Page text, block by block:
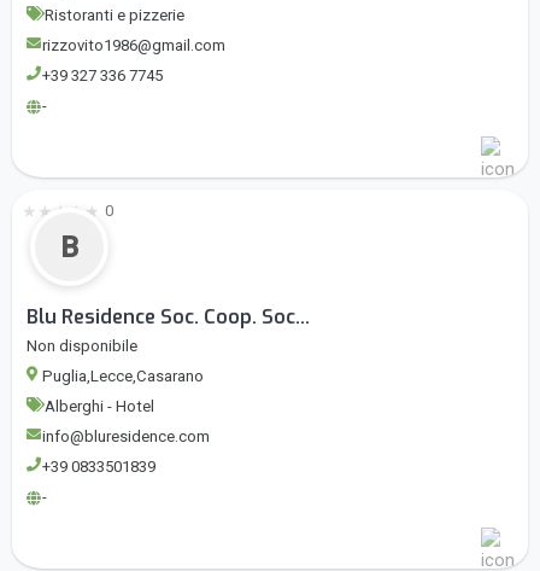
Ristoranti e pizzerie
rizzovito1986@gmail.com
+39 327 336 7745
-
B
★ ★ ★ ★ ★ 0
Blu Residence Soc. Coop. Soc...
Non disponibile
Puglia,Lecce,Casarano
Alberghi - Hotel
info@bluresidence.com
+39 0833501839
-